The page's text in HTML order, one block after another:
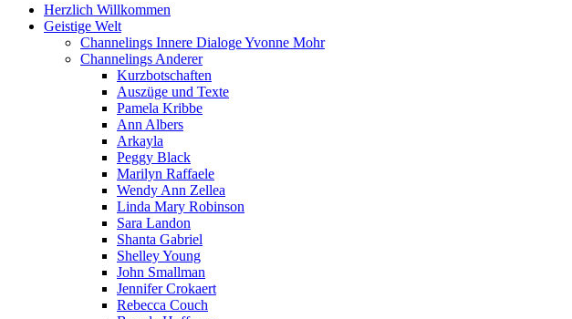
Herzlich Willkommen
Geistige Welt
Channelings Innere Dialoge Yvonne Mohr
Channelings Anderer
Kurzbotschaften
Auszüge und Texte
Pamela Kribbe
Ann Albers
Arkayla
Peggy Black
Marilyn Raffaele
Wendy Ann Zellea
Linda Mary Robinson
Sara Landon
Shanta Gabriel
Shelley Young
John Smallman
Jennifer Crokaert
Rebecca Couch